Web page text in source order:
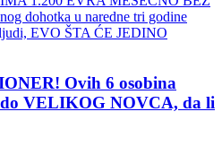
Ovih 6 osobina
VELIKOG NOVCA, da li